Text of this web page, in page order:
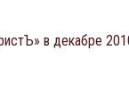
в декабре